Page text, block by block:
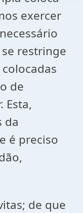
exercer
restringe
colocadas
de
Esta,
da
é preciso
; de que